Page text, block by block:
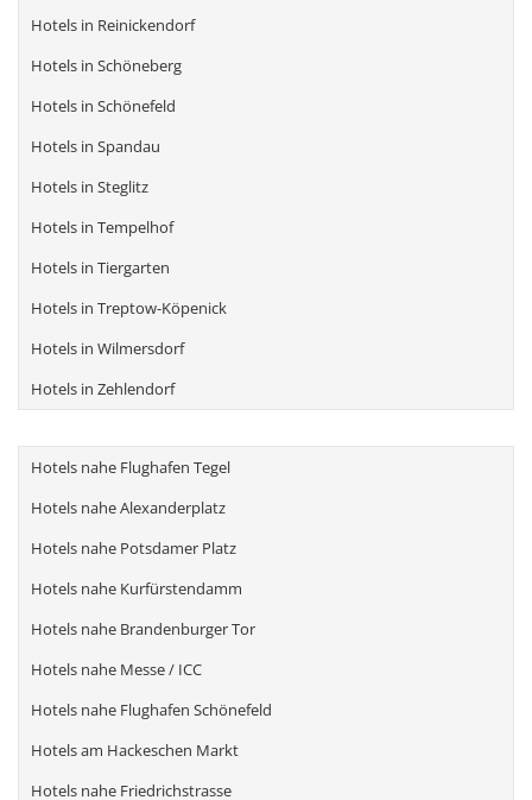
Hotels in Reinickendorf
Hotels in Schöneberg
Hotels in Schönefeld
Hotels in Spandau
Hotels in Steglitz
Hotels in Tempelhof
Hotels in Tiergarten
Hotels in Treptow-Köpenick
Hotels in Wilmersdorf
Hotels in Zehlendorf
Hotels nahe Flughafen Tegel
Hotels nahe Alexanderplatz
Hotels nahe Potsdamer Platz
Hotels nahe Kurfürstendamm
Hotels nahe Brandenburger Tor
Hotels nahe Messe / ICC
Hotels nahe Flughafen Schönefeld
Hotels am Hackeschen Markt
Hotels nahe Friedrichstrasse